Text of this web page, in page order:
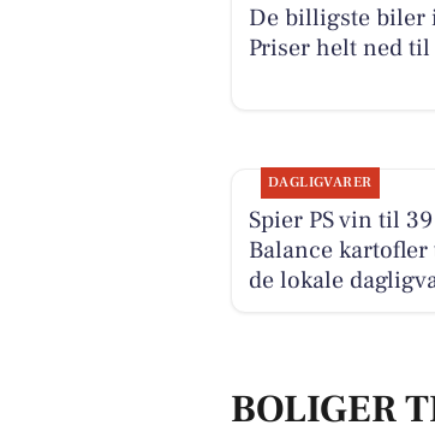
De billigste biler
Priser helt ned
DAGLIGVARER
Spier PS vin til
Balance
de lokale
BOLIGER